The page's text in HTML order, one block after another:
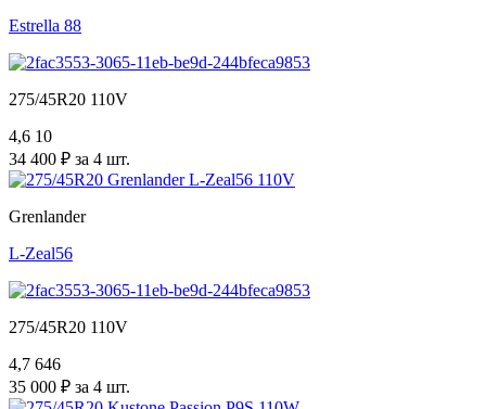
Estrella 88
275/45R20 110V
4,6 10
34 400 ₽ за 4 шт.
Grenlander
L-Zeal56
275/45R20 110V
4,7 646
35 000 ₽ за 4 шт.